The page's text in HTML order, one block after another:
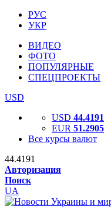
РУС
УКР
ВИДЕО
ФОТО
ПОПУЛЯРНЫЕ
СПЕЦПРОЕКТЫ
USD
USD 44.4191
EUR 51.2905
Все курсы валют
44.4191
Авторизация
Поиск
UA